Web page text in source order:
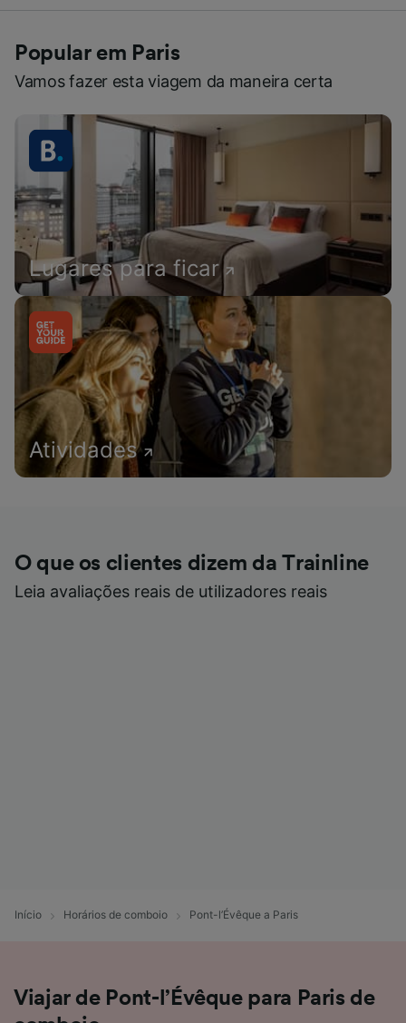
Popular em Paris
Vamos fazer esta viagem da maneira certa
Lugares para ficar
Atividades
O que os clientes dizem da Trainline
Leia avaliações reais de utilizadores reais
Início Horários de comboio Pont-l’Évêque a Paris
Viajar de Pont-l’Évêque para Paris de